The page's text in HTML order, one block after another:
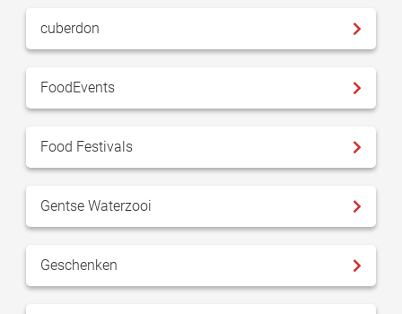
cuberdon
FoodEvents
Food Festivals
Gentse Waterzooi
Geschenken